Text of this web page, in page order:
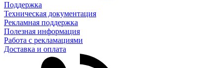
Поддержка
Техническая документация
Рекламная поддержка
Полезная информация
Работа с рекламациями
Доставка и оплата